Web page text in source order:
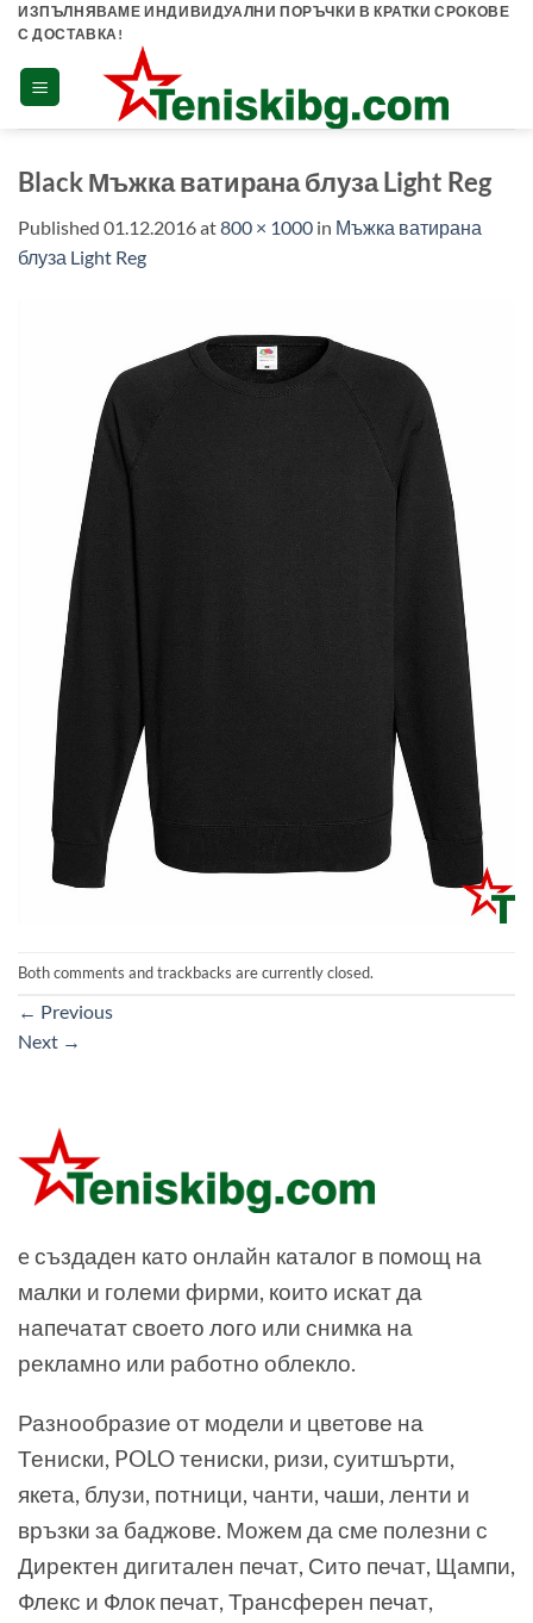
Skip
content
ИЗПЪЛНЯВАМЕ ИНДИВИДУАЛНИ ПОРЪЧКИ В КРАТКИ СРОКОВЕ
С ДОСТАВКА!
Black Мъжка ватирана блуза Light Reg
Published 01.12.2016at800 × 1000 in Мъжка ватирана
блуза Light Reg
Both comments and trackbacks are currently closed.
← Previous
Next →
e създаден като онлайн каталог в помощ на
малки и големи фирми, които искат да
напечатат своето лого или снимка на
рекламно или работно облекло.
Разнообразие от модели и цветове на
Тениски, POLO тениски, ризи, суитшърти,
якета, блузи, потници, чанти, чаши, ленти и
връзки за баджове. Можем да сме полезни с
Директен дигитален печат, Сито печат, Щампи,
Флекс и Флок печат, Трансферен печат,